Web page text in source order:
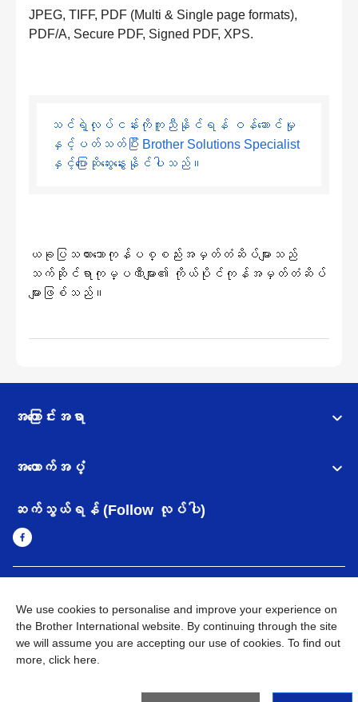
JPEG, TIFF, PDF (Multi & Single page formats),
PDF/A, Secure PDF, Signed PDF, XPS.
သင်ရဲ့လုပ်ငန်းကိုကူညီနိုင်ရန် ဝန်ဆောင်မှု
နှင့်ပတ်သတ်ပြီး Brother Solutions Specialist
နှင့်ပြောဆိုဆွေးနွေးနိုင်ပါသည်။
ယခုပြသထားသောကုန်ပစ္စည်းအမှတ်တံဆိပ်များသည်
သက်ဆိုင်ရာကုမ္ပဏီများ၏ ကိုယ်ပိုင်ကုန်အမှတ်တံဆိပ်
များဖြစ်သည်။
အကြောင်းအရာ
အထောက်အပံ့
ဆက်သွယ်ရန် (Follow လုပ်ပါ)
အသုံးပြုမူဝါဒ
သုံးစွဲရန် ဝက်ဆိုဒ်အညွှန်း
Brother Global ဝက်ဆိုဒ်သို့သွားရန်
We use cookies to personalise and improve your experience on
the Brother International website. By continuing through the site
we will assume you are accepting our use of cookies. To find out
more, click here